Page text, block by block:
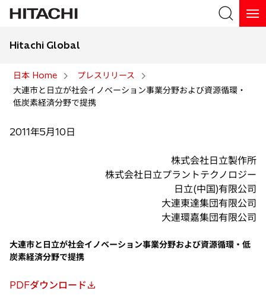
検索
Hitachi Global
日本 Home
プレスリリース
大連市と日立が社会イノベーション事業分野および資源循環・
低炭素経済分野で提携
2011年5月10日
株式会社日立製作所
株式会社日立プラントテクノロジー
日立(中国)有限公司
大連東達集団有限公司
大連環嘉集団有限公司
大連市と日立が社会イノベーション事業分野および資源循環・低
炭素経済分野で提携
PDFダウンロード
新